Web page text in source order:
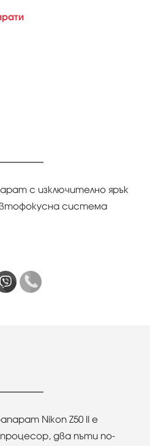
с изключително ярък
система
Nikon Z50 II е
процесор, два пъти по-